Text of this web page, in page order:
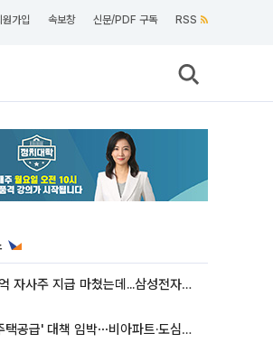
원가입 속보창 신문/PDF 구독 RSS
3445억 자사주 지급 마쳤는데...삼성전자 DX노조, 뒤늦은 '떼쓰기 집회'
영끌 '주택공급' 대책 임박⋯비아파트·도심복합까지 총동원